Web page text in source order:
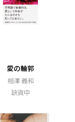
愛の輪郭
相澤 義和
缺貨中